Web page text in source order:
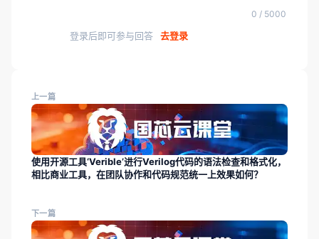
0 / 5000
登录后即可参与回答 去登录
上一篇
使用开源工具‘Verible’进行Verilog代码的语法检查和格式化，
相比商业工具，在团队协作和代码规范统一上效果如何？
下一篇